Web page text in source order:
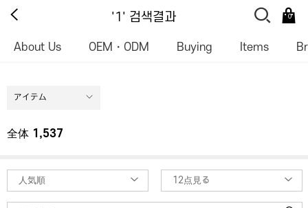
'1' 검색결과 0
About Us OEM・ODM Buying Items
アイテム
全体 1,537
人気順 12点見る